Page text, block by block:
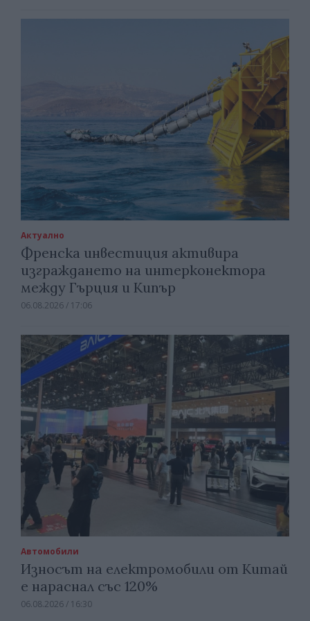
Актуално
Френска инвестиция активира
изграждането на интерконектора
между Гърция и Кипър
06.08.2026 / 17:06
Автомобили
Износът на електромобили от Китай
е нараснал със 120%
06.08.2026 / 16:30